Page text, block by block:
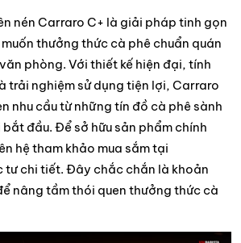
nén Carraro C+ là giải pháp tinh gọn
thưởng thức cà phê chuẩn quán
phòng. Với thiết kế hiện đại, tính
trải nghiệm sử dụng tiện lợi, Carraro
nhu cầu từ những tín đồ cà phê sành
đầu. Để sở hữu sản phẩm chính
hệ tham khảo mua sắm tại
chi tiết. Đây chắc chắn là khoản
nâng tầm thói quen thưởng thức cà